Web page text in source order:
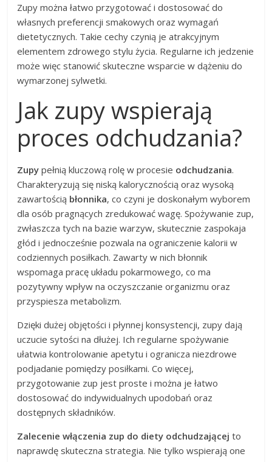
Zupy można łatwo przygotować i dostosować do
własnych preferencji smakowych oraz wymagań
dietetycznych. Takie cechy czynią je atrakcyjnym
elementem zdrowego stylu życia. Regularne ich jedzenie
może więc stanowić skuteczne wsparcie w dążeniu do
wymarzonej sylwetki.
Jak zupy wspierają
proces odchudzania?
Zupy pełnią kluczową rolę w procesie odchudzania.
Charakteryzują się niską kalorycznością oraz wysoką
zawartością błonnika, co czyni je doskonałym wyborem
dla osób pragnących zredukować wagę. Spożywanie zup,
zwłaszcza tych na bazie warzyw, skutecznie zaspokaja
głód i jednocześnie pozwala na ograniczenie kalorii w
codziennych posiłkach. Zawarty w nich błonnik
wspomaga pracę układu pokarmowego, co ma
pozytywny wpływ na oczyszczanie organizmu oraz
przyspiesza metabolizm.
Dzięki dużej objętości i płynnej konsystencji, zupy dają
uczucie sytości na dłużej. Ich regularne spożywanie
ułatwia kontrolowanie apetytu i ogranicza niezdrowe
podjadanie pomiędzy posiłkami. Co więcej,
przygotowanie zup jest proste i można je łatwo
dostosować do indywidualnych upodobań oraz
dostępnych składników.
Zalecenie włączenia zup do diety odchudzającej to
naprawdę skuteczna strategia. Nie tylko wspierają one